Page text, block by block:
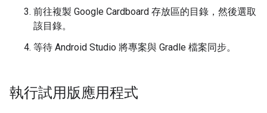
前往複製 Google Cardboard 存放區的目錄，然後選取
該目錄。
等待 Android Studio 將專案與 Gradle 檔案同步。
執行試用版應用程式